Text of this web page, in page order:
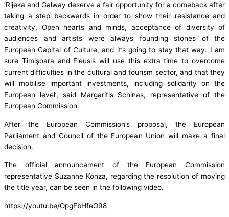
‘Rijeka and Galway deserve a fair opportunity for a comeback after
taking a step backwards in order to show their resistance and
creativity. Open hearts and minds, acceptance of diversity of
audiences and artists were always founding stones of the
European Capital of Culture, and it’s going to stay that way. I am
sure Timişoara and Eleusis will use this extra time to overcome
current difficulties in the cultural and tourism sector, and that they
will mobilise important investments, including solidarity on the
European level’, said Margaritis Schinas, representative of the
European Commission.
After the European Commission’s proposal, the European
Parliament and Council of the European Union will make a final
decision.
The official announcement of the European Commission
representative Suzanne Konza, regarding the resolution of moving
the title year, can be seen in the following video.
https://youtu.be/OpgFbHfeO98